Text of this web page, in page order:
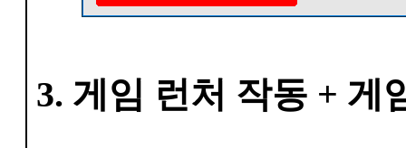
3. 게임 런처 작동 + 게